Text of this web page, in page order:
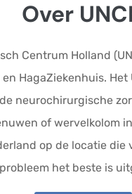
Over
Centrum Holland
HagaZiekenhuis.
neurochirurgische
of wervelkolom
op de locatie
probleem het beste is